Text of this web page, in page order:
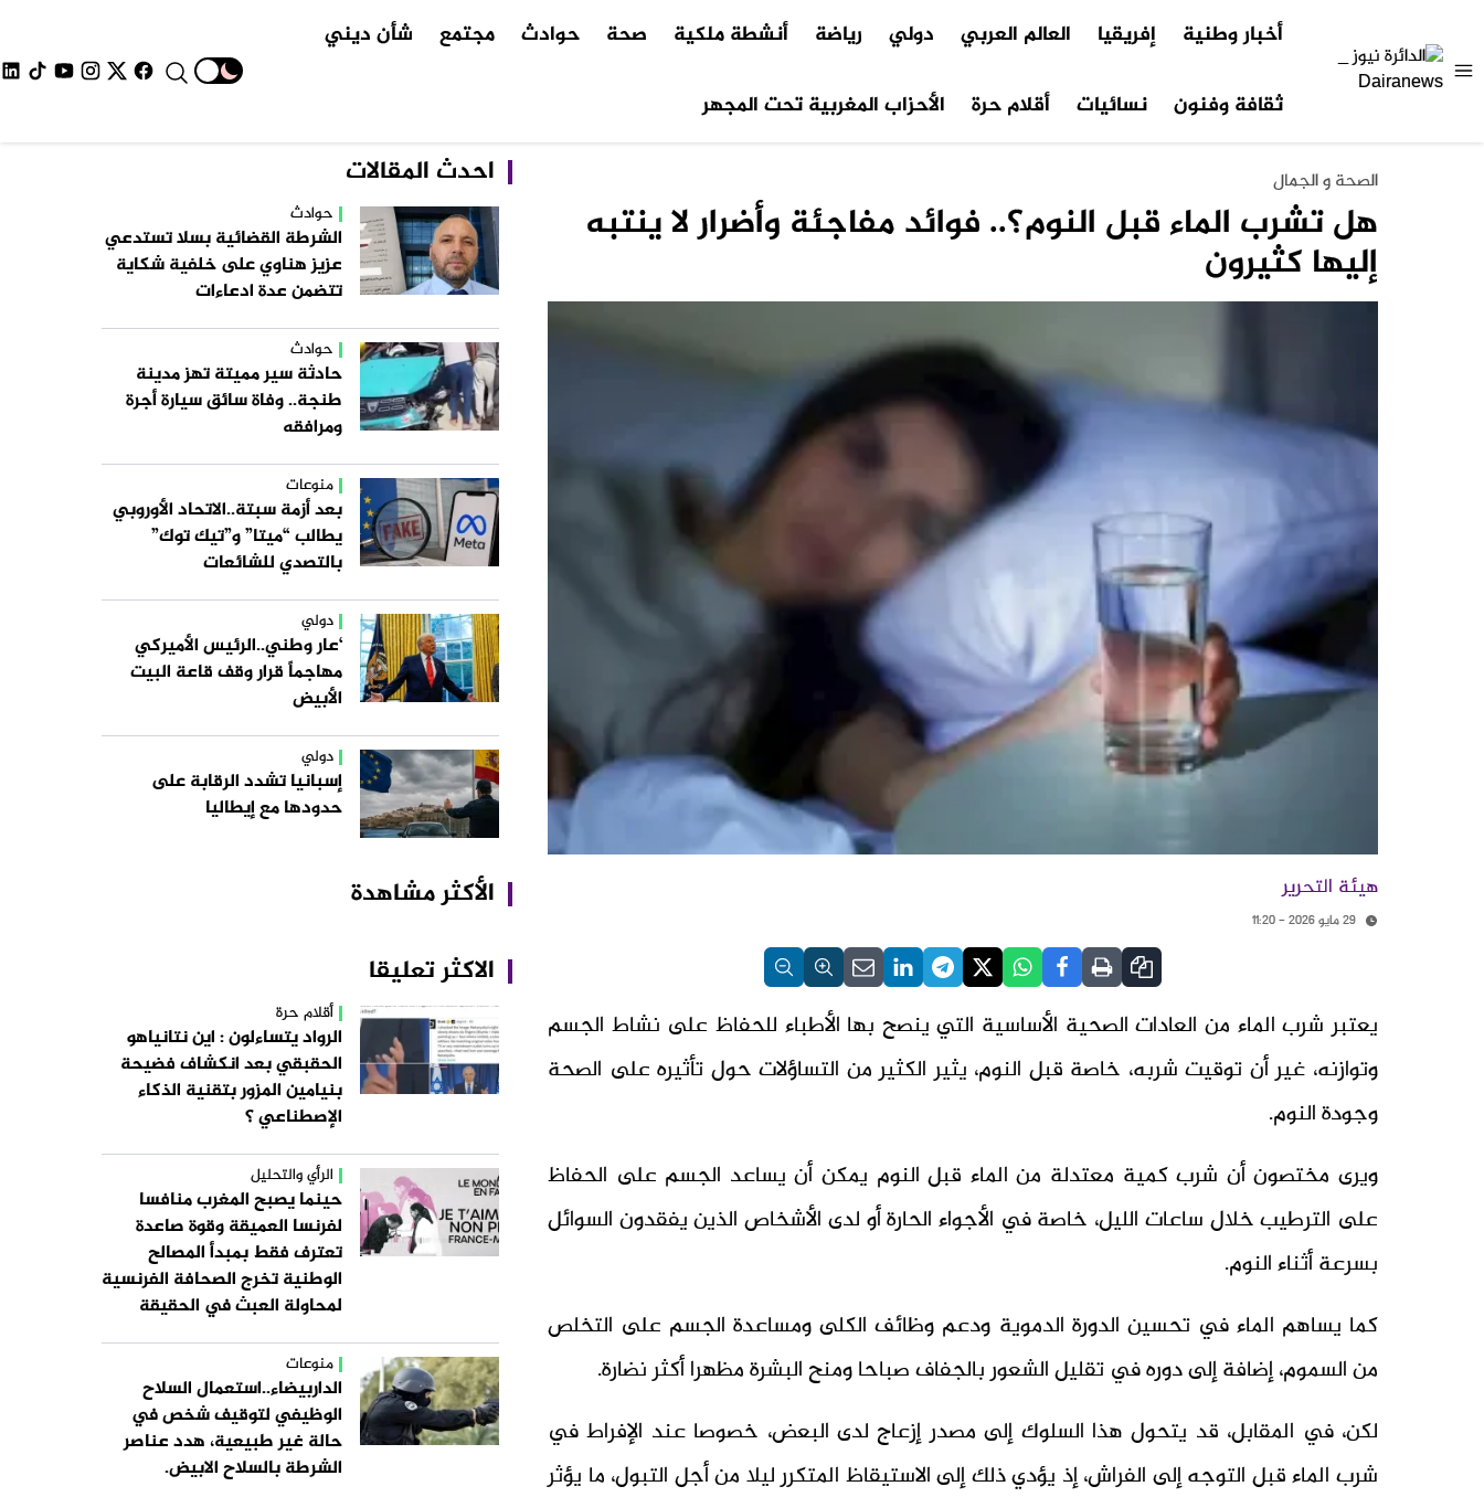
أخبار وطنية إفريقيا العالم العربي دولي رياضة أنشطة ملكية صحة حوادث مجتمع شأن ديني
ثقافة وفنون نسائيات أقلام حرة الأحزاب المغربية تحت المجهر
الصحة و الجمال
هل تشرب الماء قبل النوم؟.. فوائد مفاجئة وأضرار لا ينتبه
إليها كثيرون
هيئة التحرير
29 مايو 2026 - 11:20
يعتبر شرب الماء من العادات الصحية الأساسية التي ينصح بها الأطباء للحفاظ على نشاط الجسم
وتوازنه، غير أن توقيت شربه، خاصة قبل النوم، يثير الكثير من التساؤلات حول تأثيره على الصحة
وجودة النوم.
ويرى مختصون أن شرب كمية معتدلة من الماء قبل النوم يمكن أن يساعد الجسم على الحفاظ
على الترطيب خلال ساعات الليل، خاصة في الأجواء الحارة أو لدى الأشخاص الذين يفقدون السوائل
بسرعة أثناء النوم.
كما يساهم الماء في تحسين الدورة الدموية ودعم وظائف الكلى ومساعدة الجسم على التخلص
من السموم، إضافة إلى دوره في تقليل الشعور بالجفاف صباحا ومنح البشرة مظهرا أكثر نضارة.
لكن، في المقابل، قد يتحول هذا السلوك إلى مصدر إزعاج لدى البعض، خصوصا عند الإفراط في
شرب الماء قبل التوجه إلى الفراش، إذ يؤدي ذلك إلى الاستيقاظ المتكرر ليلا من أجل التبول، ما يؤثر
احدث المقالات
حوادث
الشرطة القضائية بسلا تستدعي
عزيز هناوي على خلفية شكاية
تتضمن عدة ادعاءات
حوادث
حادثة سير مميتة تهز مدينة
طنجة.. وفاة سائق سيارة أجرة
ومرافقه
منوعات
بعد أزمة سبتة..الاتحاد الأوروبي
يطالب “ميتا” و”تيك توك”
بالتصدي للشائعات
دولي
‘عار وطني..الرئيس الأميركي
مهاجماً قرار وقف قاعة البيت
الأبيض
دولي
إسبانيا تشدد الرقابة على
حدودها مع إيطاليا
الأكثر مشاهدة
الاكثر تعليقا
أقلام حرة
الرواد يتساءلون : اين نتانياهو
الحقبقي بعد انكشاف فضيحة
بنيامين المزور بتقنية الذكاء
الإصطناعي ؟
الرأي والتحليل
حينما يصبح المغرب منافسا
لفرنسا العميقة وقوة صاعدة
تعترف فقط بمبدأ المصالح
الوطنية تخرج الصحافة الفرنسية
لمحاولة العبث في الحقيقة
منوعات
الداربيضاء..استعمال السلاح
الوظيفي لتوقيف شخص في
حالة غير طبيعية، هدد عناصر
الشرطة بالسلاح الابيض.